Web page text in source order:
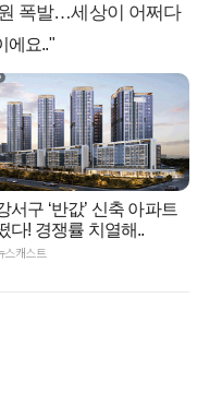
폭발…세상이 어쩌다
에요.."
서구 ‘반값’ 신축 아파트
다! 경쟁률 치열해..
스캐스트